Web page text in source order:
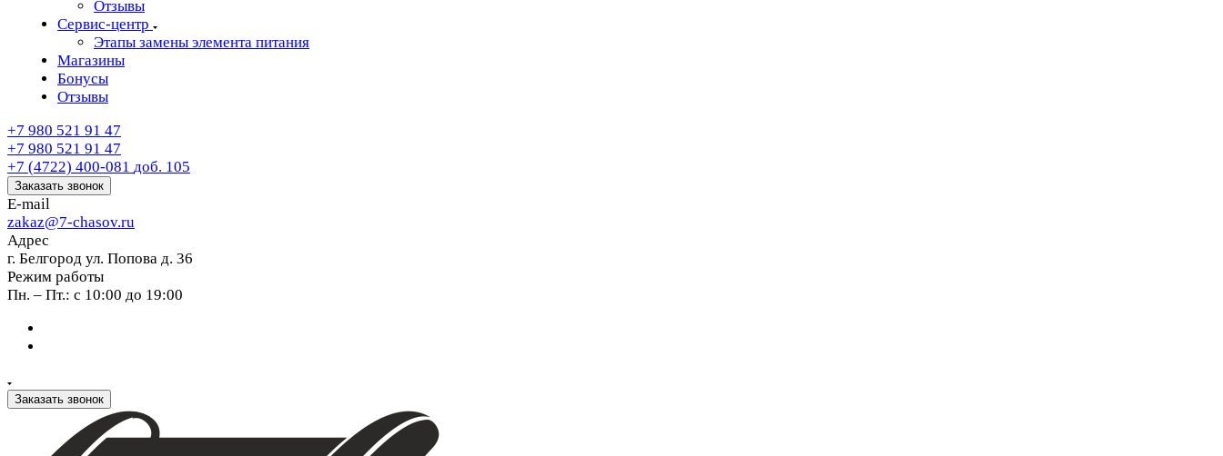
Отзывы
Сервис-центр
Этапы замены элемента питания
Магазины
Бонусы
Отзывы
+7 980 521 91 47
+7 980 521 91 47
+7 (4722) 400-081 доб. 105
Заказать звонок
E-mail
zakaz@7-chasov.ru
Адрес
г. Белгород ул. Попова д. 36
Режим работы
Пн. – Пт.: с 10:00 до 19:00
Заказать звонок